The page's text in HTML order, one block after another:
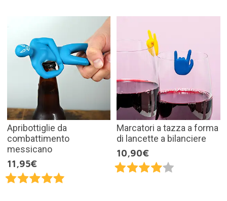
Apribottiglie da
combattimento
messicano
11,95€
Marcatori a tazza a forma
di lancette a bilanciere
10,90€